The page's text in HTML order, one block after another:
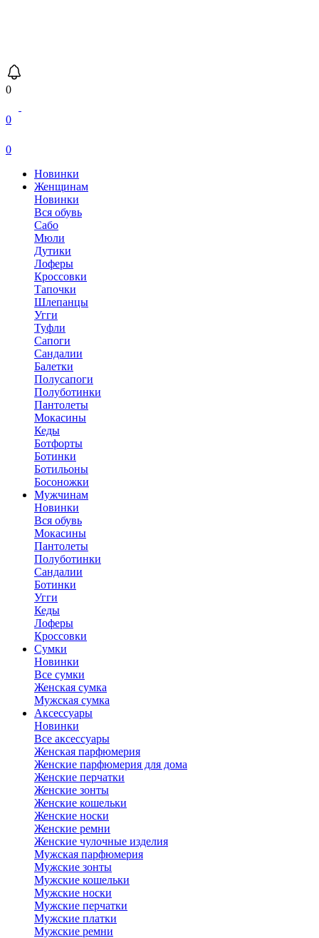
0
0
0
Новинки
Женщинам
Новинки
Вся обувь
Сабо
Мюли
Дутики
Лоферы
Кроссовки
Тапочки
Шлепанцы
Угги
Туфли
Сапоги
Сандалии
Балетки
Полусапоги
Полуботинки
Пантолеты
Мокасины
Кеды
Ботфорты
Ботинки
Ботильоны
Босоножки
Мужчинам
Новинки
Вся обувь
Мокасины
Пантолеты
Полуботинки
Сандалии
Ботинки
Угги
Кеды
Лоферы
Кроссовки
Сумки
Новинки
Все сумки
Женская сумка
Мужская сумка
Аксессуары
Новинки
Все аксессуары
Женская парфюмерия
Женские парфюмерия для дома
Женские перчатки
Женские зонты
Женские кошельки
Женские носки
Женские ремни
Женские чулочные изделия
Мужская парфюмерия
Мужские зонты
Мужские кошельки
Мужские носки
Мужские перчатки
Мужские платки
Мужские ремни